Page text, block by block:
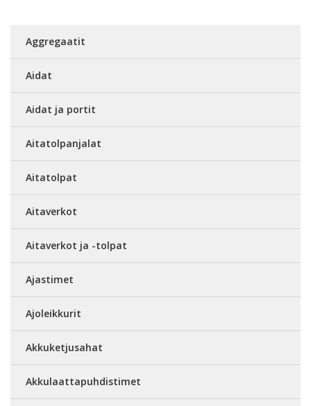
Aggregaatit
Aidat
Aidat ja portit
Aitatolpanjalat
Aitatolpat
Aitaverkot
Aitaverkot ja -tolpat
Ajastimet
Ajoleikkurit
Akkuketjusahat
Akkulaattapuhdistimet